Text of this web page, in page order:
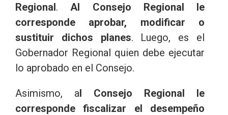
Regional. Al Consejo Regional le
corresponde aprobar, modificar o
sustituir dichos planes. Luego, es el
Gobernador Regional quien debe ejecutar
lo aprobado en el Consejo.
Asimismo, al Consejo Regional le
corresponde fiscalizar el desempeño